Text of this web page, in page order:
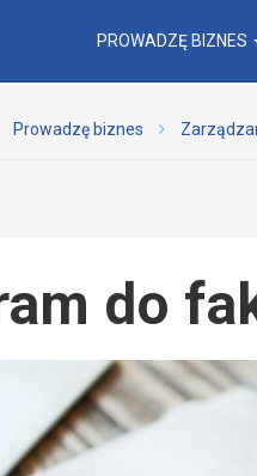
PROWADZĘ BIZNES
Prowadzę biznes
do